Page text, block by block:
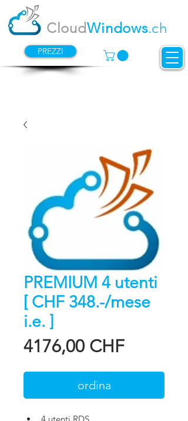
PREZZI
CloudWindows.ch
PREMIUM 4 utenti
[ CHF 348.-/mese
i.e. ]
4176,00 CHFPrezzo
ordina